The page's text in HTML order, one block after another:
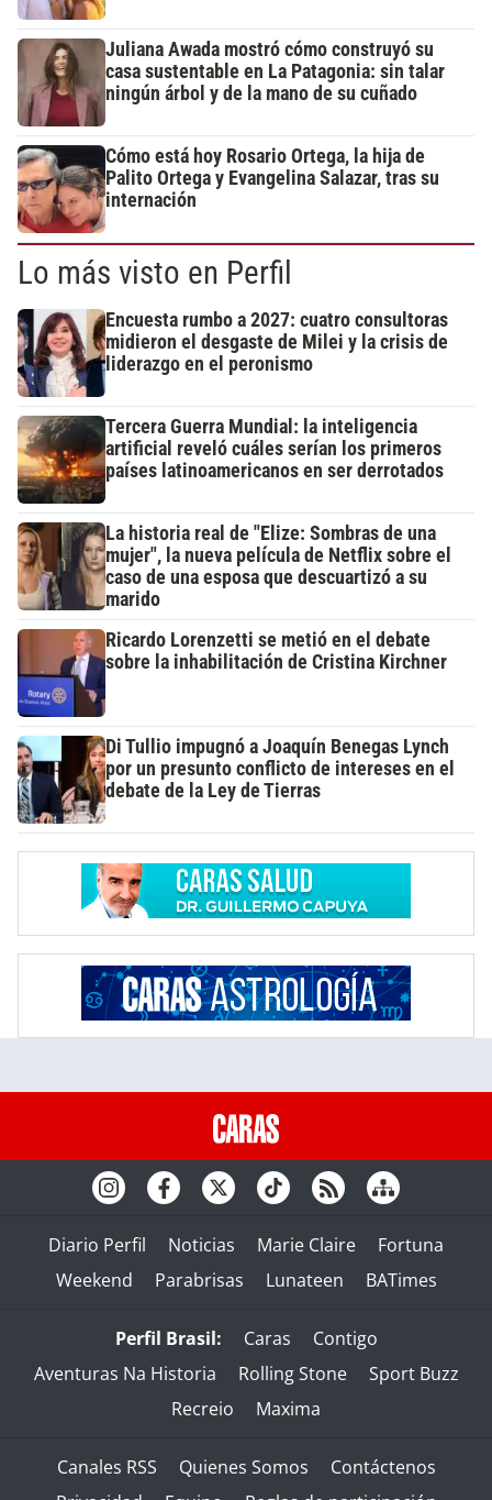
Juliana Awada mostró cómo construyó su
casa sustentable en La Patagonia: sin talar
ningún árbol y de la mano de su cuñado
Cómo está hoy Rosario Ortega, la hija de
Palito Ortega y Evangelina Salazar, tras su
internación
Lo más visto en Perfil
Encuesta rumbo a 2027: cuatro consultoras
midieron el desgaste de Milei y la crisis de
liderazgo en el peronismo
Tercera Guerra Mundial: la inteligencia
artificial reveló cuáles serían los primeros
países latinoamericanos en ser derrotados
La historia real de "Elize: Sombras de una
mujer", la nueva película de Netflix sobre el
caso de una esposa que descuartizó a su
marido
Ricardo Lorenzetti se metió en el debate
sobre la inhabilitación de Cristina Kirchner
Di Tullio impugnó a Joaquín Benegas Lynch
por un presunto conflicto de intereses en el
debate de la Ley de Tierras
Diario Perfil Noticias Marie Claire
Fortuna
Weekend
Parabrisas Lunateen BATimes
Perfil Brasil: Caras
Contigo
Aventuras Na Historia
Rolling Stone
Sport Buzz
Recreio
Maxima
Canales RSS Quienes Somos
Contáctenos